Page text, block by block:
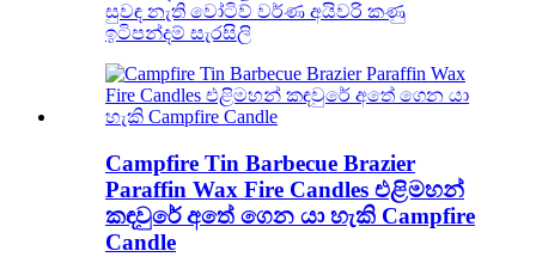
සුවඳ නැති වෝටිව් වර්ණ අයිවරි කණු
ඉටිපන්දම් සැරසිලි
Campfire Tin Barbecue Brazier
Paraffin Wax Fire Candles එළිමහන්
කඳවුරේ අතේ ගෙන යා හැකි Campfire
Candle